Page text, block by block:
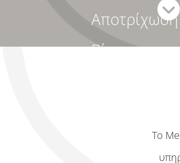
Αποτρίχωση
Βίντεο
Το